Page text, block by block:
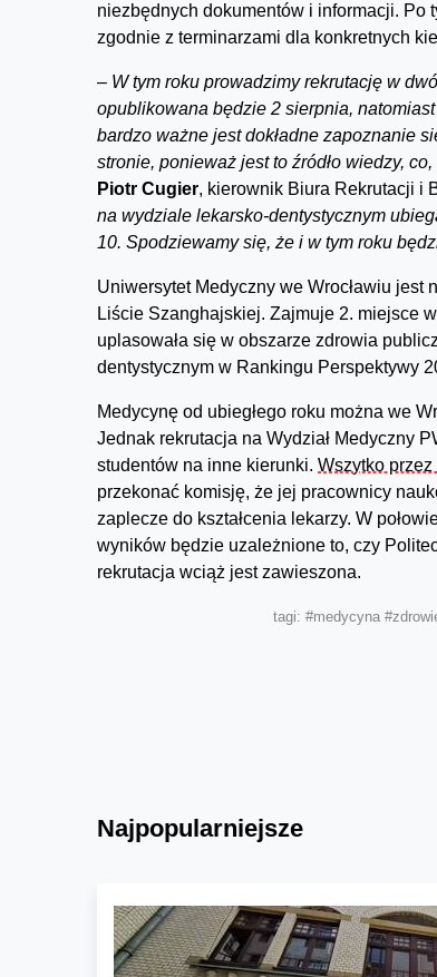
niezbędnych dokumentów i informacji. Po
zgodnie z terminarzami dla konkretnych
– W tym roku prowadzimy rekrutację w
opublikowana będzie 2 sierpnia,
bardzo ważne jest dokładne zapoznanie
stronie, ponieważ jest to źródło wiedzy,
Piotr Cugier, kierownik Biura Rekrutacji i
na wydziale lekarsko-dentystycznym
10. Spodziewamy się, że i w tym roku
Uniwersytet Medyczny we Wrocławiu
Liście Szanghajskiej. Zajmuje 2. miejsce
uplasowała się w obszarze zdrowia
dentystycznym w Rankingu Perspektywy
Medycynę od ubiegłego roku można we
Jednak rekrutacja na Wydział Medyczny
studentów na inne kierunki. Wszytko
przekonać komisję, że jej pracownicy
zaplecze do kształcenia lekarzy. W
wyników będzie uzależnione to, czy
rekrutacja wciąż jest zawieszona.
tagi: #medycyna
Najpopularniejsze